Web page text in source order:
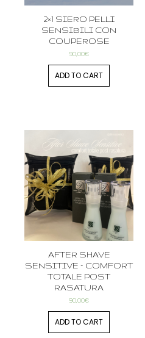
2×1 SIERO PELLI
SENSIBILI CON
COUPEROSE
90,00€
ADD TO CART
AFTER SHAVE
SENSITIVE – COMFORT
TOTALE POST
RASATURA
90,00€
ADD TO CART